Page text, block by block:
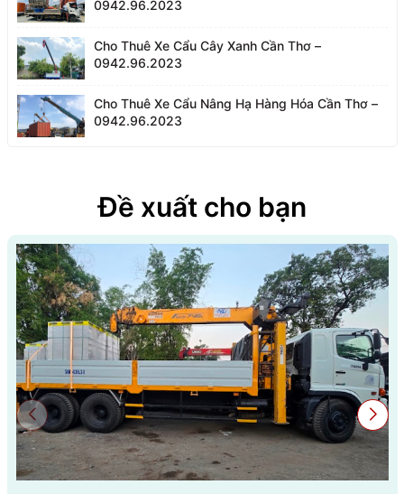
0942.96.2023
Cho Thuê Xe Cẩu Cây Xanh Cần Thơ –
0942.96.2023
Cho Thuê Xe Cẩu Nâng Hạ Hàng Hóa Cần Thơ –
0942.96.2023
Đề xuất cho bạn